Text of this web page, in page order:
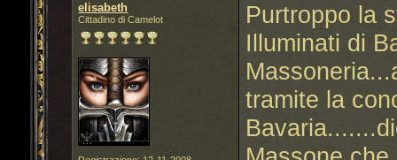
elisabeth
Cittadino di Camelot
Purtroppo la
Illuminati di
tramite la